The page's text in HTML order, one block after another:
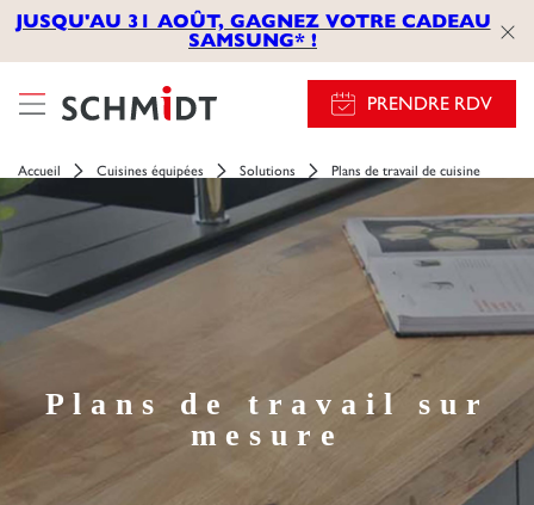
JUSQU'AU 31 AOÛT, GAGNEZ VOTRE CADEAU
SAMSUNG* !
PRENDRE RDV
Accueil Cuisines équipées Solutions Plans de travail de cuisine
Plans de travail sur
mesure